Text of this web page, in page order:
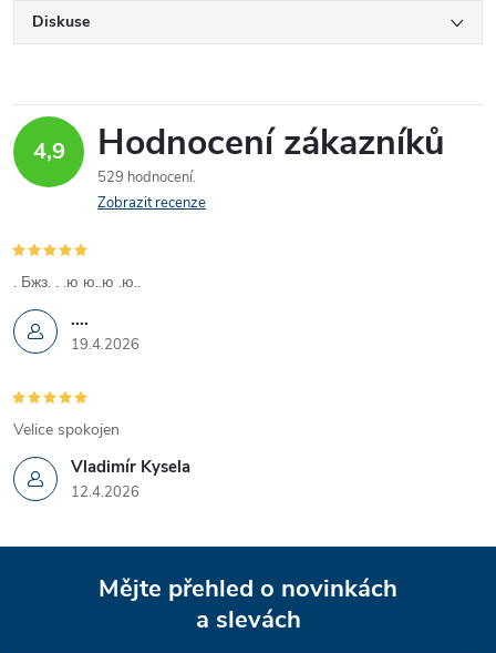
Diskuse
4,9 Hodnocení zákazníků
529 hodnocení
Zobrazit recenze
....
19.4.2026
. Бжз. . .ю ю..ю .ю..
Vladimír Kysela
12.4.2026
Velice spokojen
Mějte přehled o novinkách
a slevách